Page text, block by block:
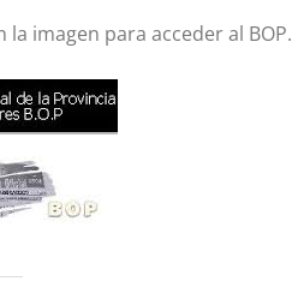
la imagen para acceder al BOP.